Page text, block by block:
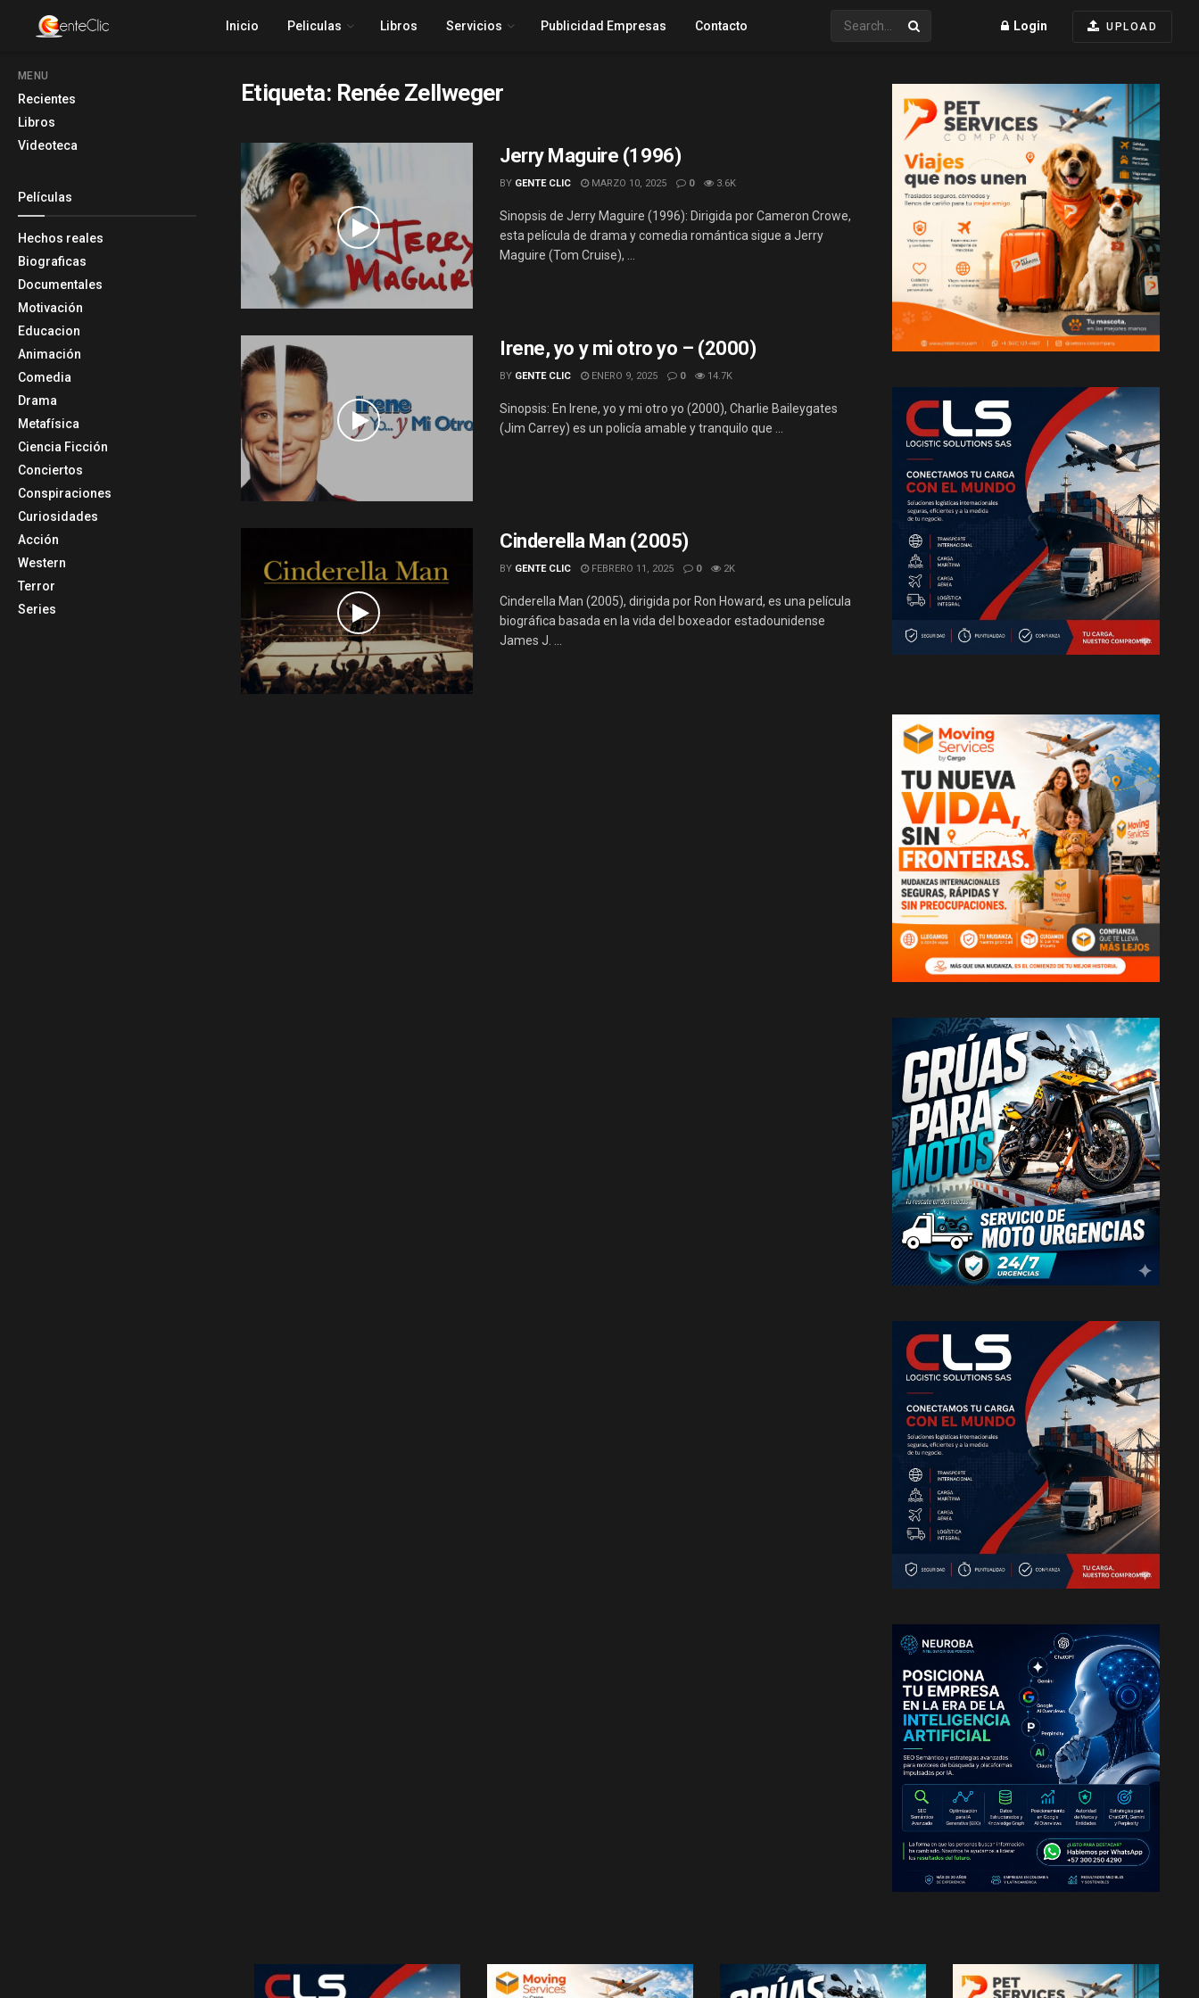
MENU
Recientes
Libros
Videoteca
Películas
Hechos reales
Biograficas
Documentales
Motivación
Educacion
Animación
Comedia
Drama
Metafísica
Ciencia Ficción
Conciertos
Conspiraciones
Curiosidades
Acción
Western
Terror
Series
Inicio Peliculas Libros Servicios Publicidad Empresas Contacto Login UPLOAD
Etiqueta: Renée Zellweger
Jerry Maguire (1996)
BY GENTE CLIC MARZO 10, 2025 0 3.6K
Sinopsis de Jerry Maguire (1996): Dirigida por Cameron Crowe,
esta película de drama y comedia romántica sigue a Jerry
Maguire (Tom Cruise), ...
Irene, yo y mi otro yo – (2000)
BY GENTE CLIC ENERO 9, 2025 0 14.7K
Sinopsis: En Irene, yo y mi otro yo (2000), Charlie Baileygates
(Jim Carrey) es un policía amable y tranquilo que ...
Cinderella Man (2005)
BY GENTE CLIC FEBRERO 11, 2025 0 2K
Cinderella Man (2005), dirigida por Ron Howard, es una película
biográfica basada en la vida del boxeador estadounidense
James J. ...